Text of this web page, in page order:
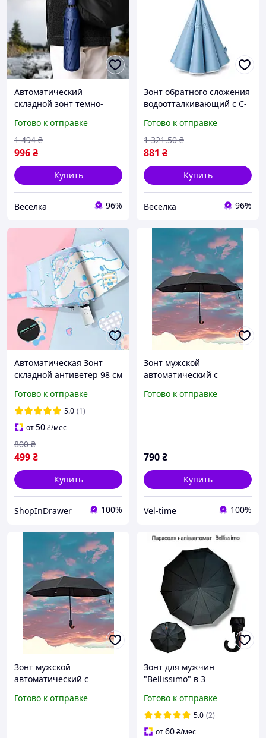
Автоматический
складной зонт темно-
защитой от дождя и
солнца для мужчин и
женщин FLAME
Готово к отправке
996₴
1 494 ₴
Купить
Веселка 96%
Зонт обратного сложения
водоотталкивающий с C-
мужчин и женщин
стильный удобный
против дождя и ветра
FLAME
Готово к отправке
881 ₴
1 321.50 ₴
Купить
Веселка 96%
Автоматическая Зонт
складной антиветер 98 см
каркас, мужская, женская,
зонтик женский мужской
Готово к отправке
5.0 (1)
от50₴/мес
499₴
800 ₴
Купить
ShopInDrawer 100%
Зонт мужской
автоматический с
коричневой вставкой под
Готово к отправке
790₴
Купить
Vel-time 100%
Зонт мужской
автоматический с
коричневой вставкой под
Готово к отправке
Зонт для мужчин
"Bellissimo" в 3
еский. Зонт в
классическом стиле,
надёжный каркас.
Готово к отправке
5.0 (2)
от60₴/мес